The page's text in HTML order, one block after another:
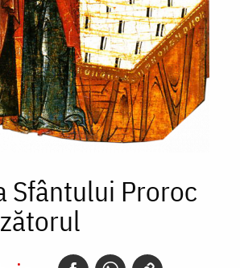
Sfântului Proroc